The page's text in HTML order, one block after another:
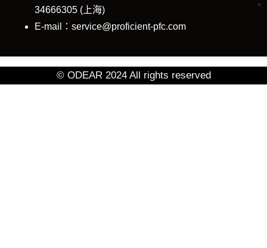
34666305 (上海)
E-mail：service@proficient-pfc.com
© ODEAR 2024 All rights reserved